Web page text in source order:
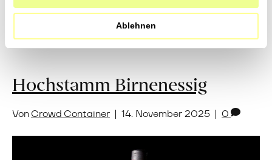
Ablehnen
Weiterlesen
Hochstamm Birnenessig
VonCrowd Container | 14. November 2025 | 0